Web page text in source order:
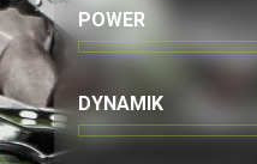
POWER
DYNAMIK